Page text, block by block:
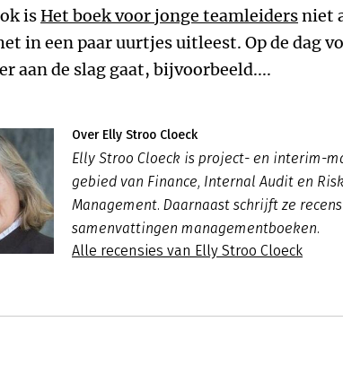
isHet boek voor jonge teamleidersniet
in een paar uurtjes uitleest. Op de dag
aan de slag gaat, bijvoorbeeld....
Over Elly Stroo Cloeck
Elly Stroo Cloeck is project- en interim-
gebied van Finance, Internal Audit en Risk
Management. Daarnaast schrijft ze
samenvattingen managementboeken.
Alle recensies van Elly Stroo Cloeck